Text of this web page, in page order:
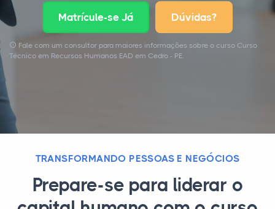
Matrícule-se Já Dúvidas?
Fale com um consultor para maiores informações sobre o curso Curso
Técnico em Recursos Humanos EAD em Cedro - PE.
TRANSFORMANDO PESSOAS E NEGÓCIOS
Prepare-se para liderar o